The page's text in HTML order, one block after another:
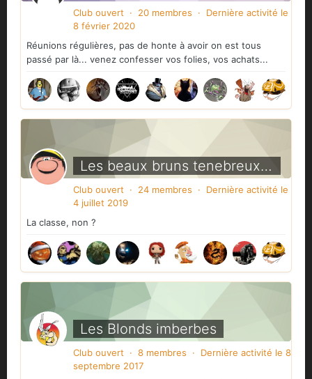
Club ouvert · 20 membres · Dernière activité le
8 février 2020
Réunions régulières, pas de honte à avoir on est tous
passé par là... venez confesser vos folies, vos achats...
Les beaux bruns tenebreux ET BARBUS!
Club ouvert · 24 membres · Dernière activité le
4 juillet 2019
La classe, non ?
Les Blonds imberbes
Club ouvert · 8 membres · Dernière activité le 8
septembre 2017